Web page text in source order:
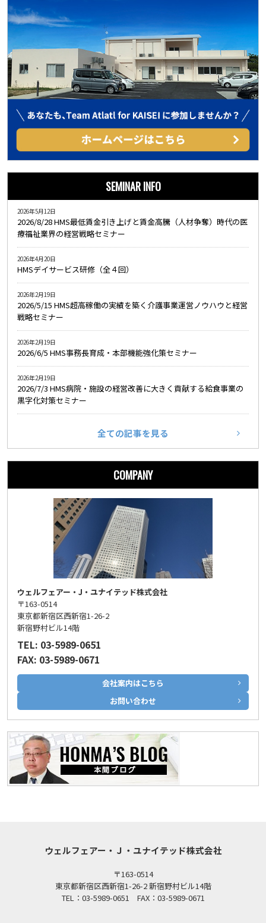
SEMINAR INFO
2026/8/28 HMS最低賃金引き上げと賃金高騰（人材争奪）時代の医
療福祉業界の経営戦略セミナー
2026年5月12日
HMSデイサービス研修（全４回）
2026年4月20日
2026/5/15 HMS超高稼働の実績を築く介護事業運営ノウハウと経営
戦略セミナー
2026年2月19日
2026/6/5 HMS事務長育成・本部機能強化策セミナー
2026年2月19日
2026/7/3 HMS病院・施設の経営改善に大きく貢献する給食事業の
黒字化対策セミナー
2026年2月19日
全ての記事を見る
COMPANY
ウェルフェアー・J・ユナイテッド株式会社
〒163-0514
東京都新宿区西新宿1-26-2
新宿野村ビル14階
TEL: 03-5989-0651
FAX: 03-5989-0671
会社案内はこちら
お問い合わせ
ウェルフェアー・Ｊ・ユナイテッド株式会社
〒163-0514
東京都新宿区西新宿1-26-2 新宿野村ビル14階
TEL：03-5989-0651 FAX：03-5989-0671